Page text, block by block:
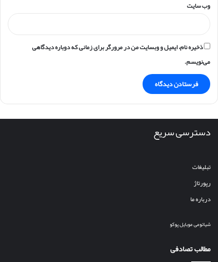
وب‌ سایت
ذخیره نام، ایمیل و وبسایت من در مرورگر برای زمانی که دوباره دیدگاهی
می‌نویسم.
دسترسی سریع
تبلیغات
رپورتاژ
درباره ما
شیائومیموبایلپوکو
مطالب تصادفی